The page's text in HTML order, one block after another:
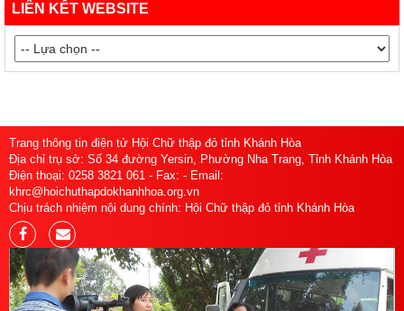
LIÊN KẾT WEBSITE
Trang thông tin điện tử Hội Chữ thập đỏ tỉnh Khánh Hòa
Địa chỉ trụ sở: Số 34 đường Yersin, Phường Nha Trang, Tỉnh Khánh Hòa
Điện thoại: 0258 3821 061 - Fax: - Email:
khrc@hoichuthapdokhanhhoa.org.vn
Chịu trách nhiệm nội dung chính: Hội Chữ thập đỏ tỉnh Khánh Hòa